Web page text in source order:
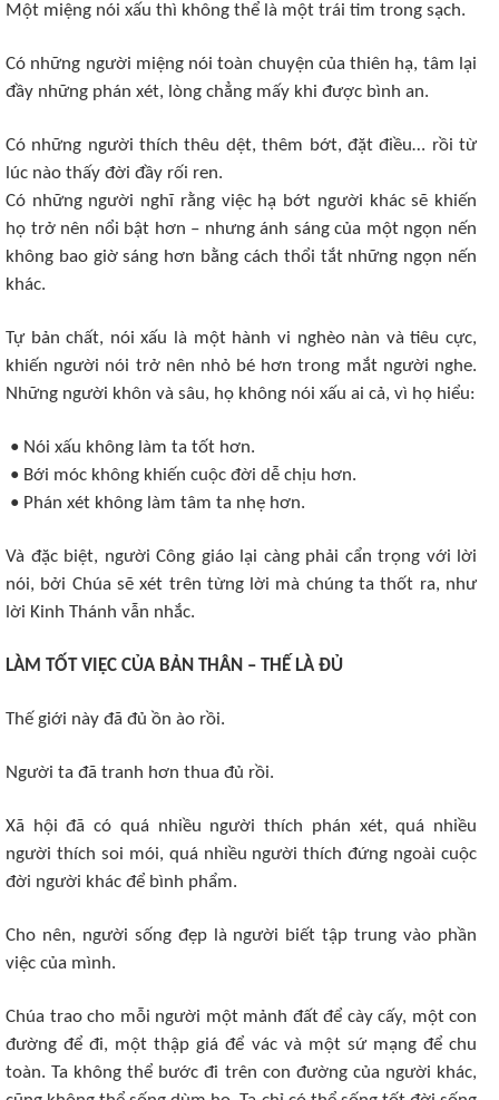
Một miệng nói xấu thì không thể là một trái tim trong sạch.
Có những người miệng nói toàn chuyện của thiên hạ, tâm lại
đầy những phán xét, lòng chẳng mấy khi được bình an.
Có những người thích thêu dệt, thêm bớt, đặt điều… rồi từ
lúc nào thấy đời đầy rối ren.
Có những người nghĩ rằng việc hạ bớt người khác sẽ khiến
họ trở nên nổi bật hơn – nhưng ánh sáng của một ngọn nến
không bao giờ sáng hơn bằng cách thổi tắt những ngọn nến
khác.
Tự bản chất, nói xấu là một hành vi nghèo nàn và tiêu cực,
khiến người nói trở nên nhỏ bé hơn trong mắt người nghe.
Những người khôn và sâu, họ không nói xấu ai cả, vì họ hiểu:
• Nói xấu không làm ta tốt hơn.
• Bới móc không khiến cuộc đời dễ chịu hơn.
• Phán xét không làm tâm ta nhẹ hơn.
Và đặc biệt, người Công giáo lại càng phải cẩn trọng với lời
nói, bởi Chúa sẽ xét trên từng lời mà chúng ta thốt ra, như
lời Kinh Thánh vẫn nhắc.
LÀM TỐT VIỆC CỦA BẢN THÂN – THẾ LÀ ĐỦ
Thế giới này đã đủ ồn ào rồi.
Người ta đã tranh hơn thua đủ rồi.
Xã hội đã có quá nhiều người thích phán xét, quá nhiều
người thích soi mói, quá nhiều người thích đứng ngoài cuộc
đời người khác để bình phẩm.
Cho nên, người sống đẹp là người biết tập trung vào phần
việc của mình.
Chúa trao cho mỗi người một mảnh đất để cày cấy, một con
đường để đi, một thập giá để vác và một sứ mạng để chu
toàn. Ta không thể bước đi trên con đường của người khác,